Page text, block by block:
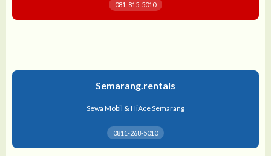
081-815-5010
Semarang.rentals
Sewa Mobil & HiAce Semarang
0811-268-5010